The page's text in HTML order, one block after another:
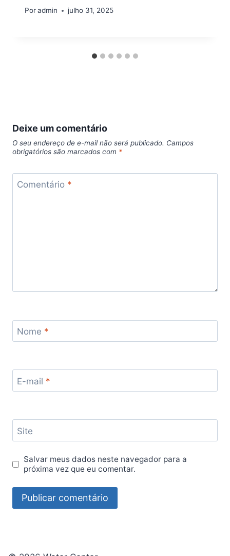
Poradmin julho 31, 2025
Deixe um comentário
O seu endereço de e-mail não será publicado. Campos
obrigatórios são marcados com *
Comentário *
Nome *
E-mail *
Site
Salvar meus dados neste navegador para a
próxima vez que eu comentar.